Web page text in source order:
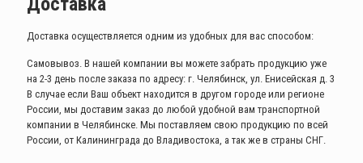
Доставка осуществляется одним из удобных для вас способом:
Самовывоз. В нашей компании вы можете забрать продукцию уже
на 2-3 день после заказа по адресу: г. Челябинск, ул. Енисейская д. 3
В случае если Ваш объект находится в другом городе или регионе
России, мы доставим заказ до любой удобной вам транспортной
компании в Челябинске. Мы поставляем свою продукцию по всей
России, от Калининграда до Владивостока, а так же в страны СНГ.